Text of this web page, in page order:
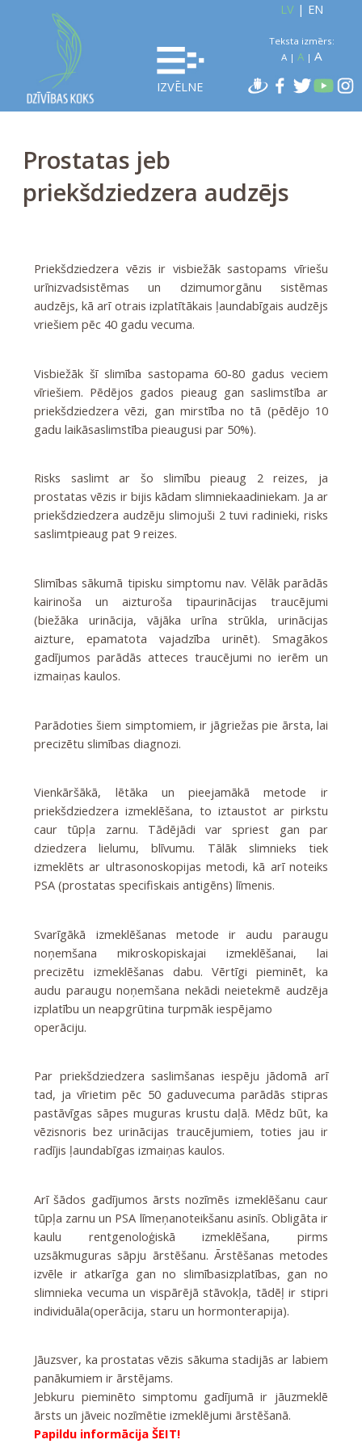
IZVĒLNE
LV| EN
Teksta izmērs:
A| A| A
Prostatas jeb
priekšdziedzera audzējs
Priekšdziedzera vēzis ir visbiežāk sastopams vīriešu
urīnizvadsistēmas un dzimumorgānu sistēmas
audzējs, kā arī otrais izplatītākais ļaundabīgais audzējs
vriešiem pēc 40 gadu vecuma.
Visbiežāk šī slimība sastopama 60-80 gadus veciem
vīriešiem. Pēdējos gados pieaug gan saslimstība ar
priekšdziedzera vēzi, gan mirstība no tā (pēdējo 10
gadu laikāsaslimstība pieaugusi par 50%).
Risks saslimt ar šo slimību pieaug 2 reizes, ja
prostatas vēzis ir bijis kādam slimniekaadiniekam. Ja ar
priekšdziedzera audzēju slimojuši 2 tuvi radinieki, risks
saslimtpieaug pat 9 reizes.
Slimības sākumā tipisku simptomu nav. Vēlāk parādās
kairinoša un aizturoša tipaurinācijas traucējumi
(biežāka urinācija, vājāka urīna strūkla, urinācijas
aizture, epamatota vajadzība urinēt). Smagākos
gadījumos parādās atteces traucējumi no ierēm un
izmaiņas kaulos.
Parādoties šiem simptomiem, ir jāgriežas pie ārsta, lai
precizētu slimības diagnozi.
Vienkāršākā, lētāka un pieejamākā metode ir
priekšdziedzera izmeklēšana, to iztaustot ar pirkstu
caur tūpļa zarnu. Tādējādi var spriest gan par
dziedzera lielumu, blīvumu. Tālāk slimnieks tiek
izmeklēts ar ultrasonoskopijas metodi, kā arī noteiks
PSA (prostatas specifiskais antigēns) līmenis.
Svarīgākā izmeklēšanas metode ir audu paraugu
noņemšana mikroskopiskajai izmeklēšanai, lai
precizētu izmeklēšanas dabu. Vērtīgi pieminēt, ka
audu paraugu noņemšana nekādi neietekmē audzēja
izplatību un neapgrūtina turpmāk iespējamo
operāciju.
Par priekšdziedzera saslimšanas iespēju jādomā arī
tad, ja vīrietim pēc 50 gaduvecuma parādās stipras
pastāvīgas sāpes muguras krustu daļā. Mēdz būt, ka
vēzisnoris bez urinācijas traucējumiem, toties jau ir
radījis ļaundabīgas izmaiņas kaulos.
Arī šādos gadījumos ārsts nozīmēs izmeklēšanu caur
tūpļa zarnu un PSA līmeņanoteikšanu asinīs. Obligāta ir
kaulu rentgenoloģiskā izmeklēšana, pirms
uzsākmuguras sāpju ārstēšanu. Ārstēšanas metodes
izvēle ir atkarīga gan no slimībasizplatības, gan no
slimnieka vecuma un vispārējā stāvokļa, tādēļ ir stipri
individuāla(operācija, staru un hormonterapija).
Jāuzsver, ka prostatas vēzis sākuma stadijās ar labiem
panākumiem ir ārstējams.
Jebkuru pieminēto simptomu gadījumā ir jāuzmeklē
ārsts un jāveic nozīmētie izmeklējumi ārstēšanā.
Papildu informācija ŠEIT!